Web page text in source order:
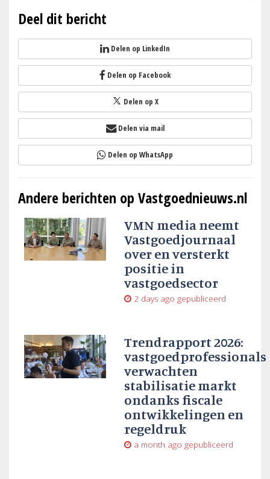
Deel dit bericht
Delen op LinkedIn
Delen op Facebook
Delen op X
Delen via mail
Delen op WhatsApp
Andere berichten op Vastgoednieuws.nl
VMN media neemt
Vastgoedjournaal
over en versterkt
positie in
vastgoedsector
2 days ago gepubliceerd
Trendrapport 2026:
vastgoedprofessionals
verwachten
stabilisatie markt
ondanks fiscale
ontwikkelingen en
regeldruk
a month ago gepubliceerd